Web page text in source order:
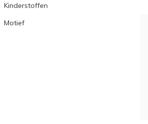
Kinderstoffen
Motief